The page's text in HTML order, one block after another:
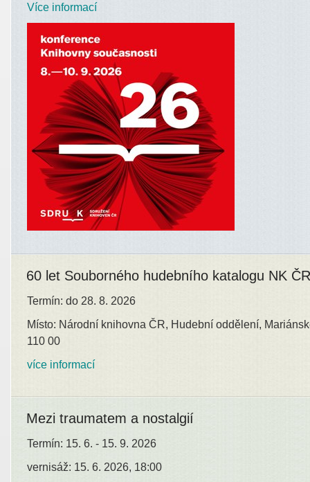
Více informací
60 let Souborného hudebního katalogu NK ČR
Termín: do 28. 8. 2026
Místo: Národní knihovna ČR, Hudební oddělení,
110 00
více informací
Mezi traumatem a nostalgií
Termín: 15. 6. - 15. 9. 2026
vernisáž: 15. 6. 2026, 18:00